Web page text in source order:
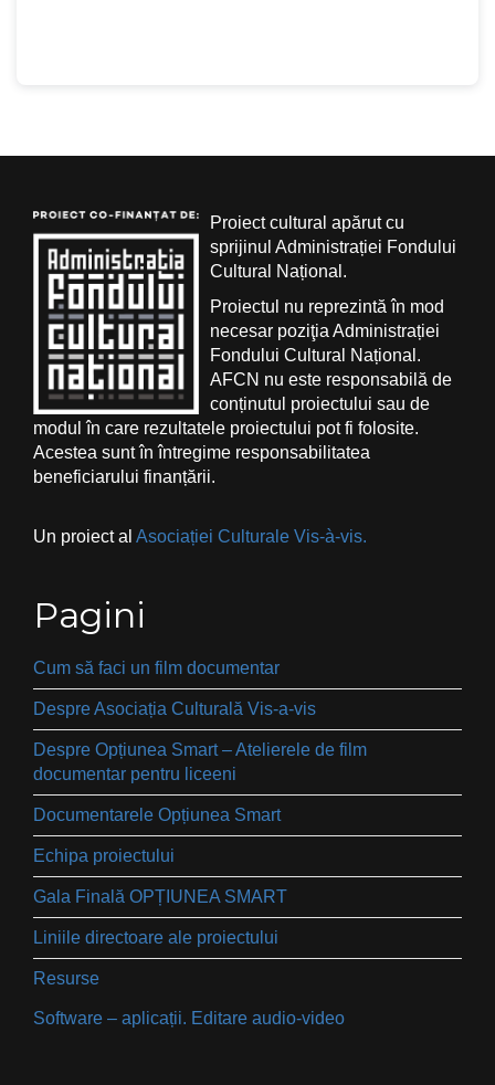
Proiect cultural apărut cu
sprijinul Administrației Fondului
Cultural Național.
Proiectul nu reprezintă în mod
necesar poziţia Administrației
Fondului Cultural Național.
AFCN nu este responsabilă de
conținutul proiectului sau de
modul în care rezultatele proiectului pot fi folosite.
Acestea sunt în întregime responsabilitatea
beneficiarului finanțării.
Un proiect al Asociației Culturale Vis-à-vis.
Pagini
Cum să faci un film documentar
Despre Asociația Culturală Vis-a-vis
Despre Opțiunea Smart – Atelierele de film
documentar pentru liceeni
Documentarele Opțiunea Smart
Echipa proiectului
Gala Finală OPȚIUNEA SMART
Liniile directoare ale proiectului
Resurse
Software – aplicații. Editare audio-video